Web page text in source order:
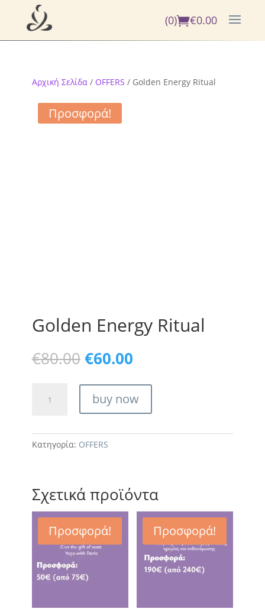
(0) €0.00
Αρχική Σελίδα/ OFFERS / Golden Energy Ritual
Προσφορά!
Golden Energy Ritual
€80.00 Original
price
was:
€80.00.
€60.00Η
τιμή
είναι:
€60.00.
Energy
buy now
Κατηγορία: OFFERS
Σχετικά προϊόντα
Προσφορά! Προσφορά!